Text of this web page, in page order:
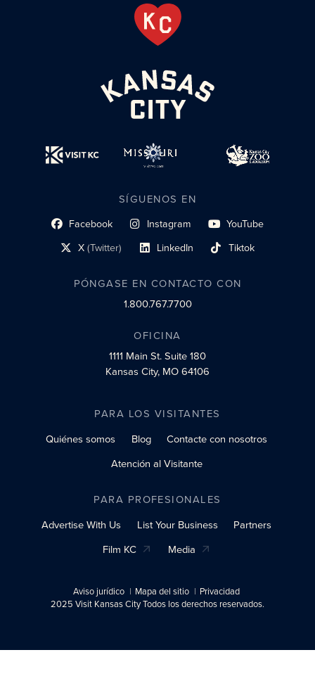
SÍGUENOS EN
Facebook
enlace al perfil social Instagram
enlace de perfil social YouTube
enlace de perfil social
X(Twitter)
enlace al perfil social LinkedIn
enlace al perfil social Tiktok
enlace al perfil social
PÓNGASE EN CONTACTO CON
1.800.767.7700
OFICINA
1111 Main St.Suite 180
Kansas City, MO 64106
PARA LOS VISITANTES
Quiénes somos
Blog
Contacte con nosotros
Atención al Visitante
PARA PROFESIONALES
Advertise With Us
List Your Business
Partners
Film KC
Media
Aviso jurídico Mapa del sitio
Privacidad
2025 Visit Kansas City Todos los derechos reservados.